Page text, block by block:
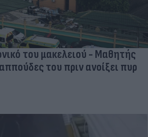
του μακελειού - Μαθητής
του πριν ανοίξει πυρ